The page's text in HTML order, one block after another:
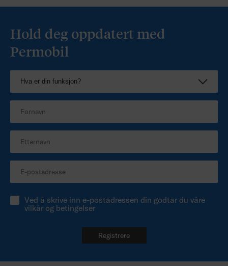
Hold deg oppdatert med
Permobil
Ved å skrive inn e-postadressen din godtar du våre
vilkår og betingelser
Registrere